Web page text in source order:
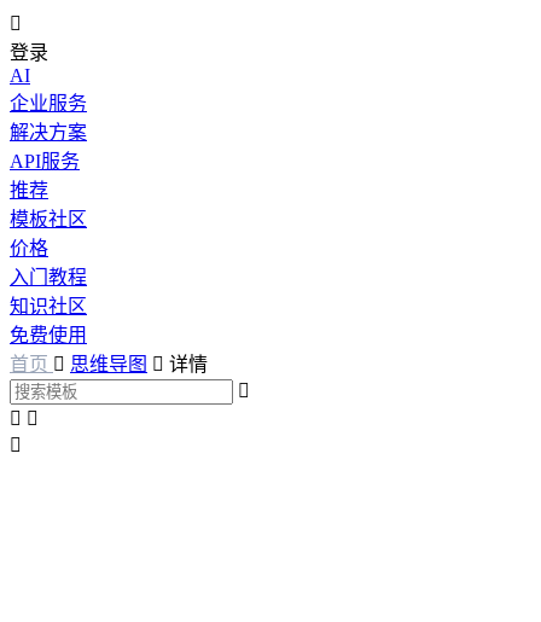

登录
AI
企业服务
解决方案
API服务
推荐
模板社区
价格
入门教程
知识社区
免费使用
首页  思维导图  详情

 
